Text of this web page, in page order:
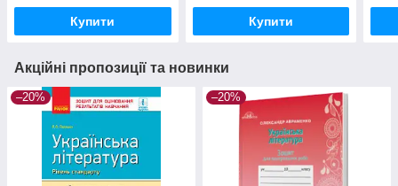
Купити Купити
Акційні пропозиції та новинки
–20% –20%